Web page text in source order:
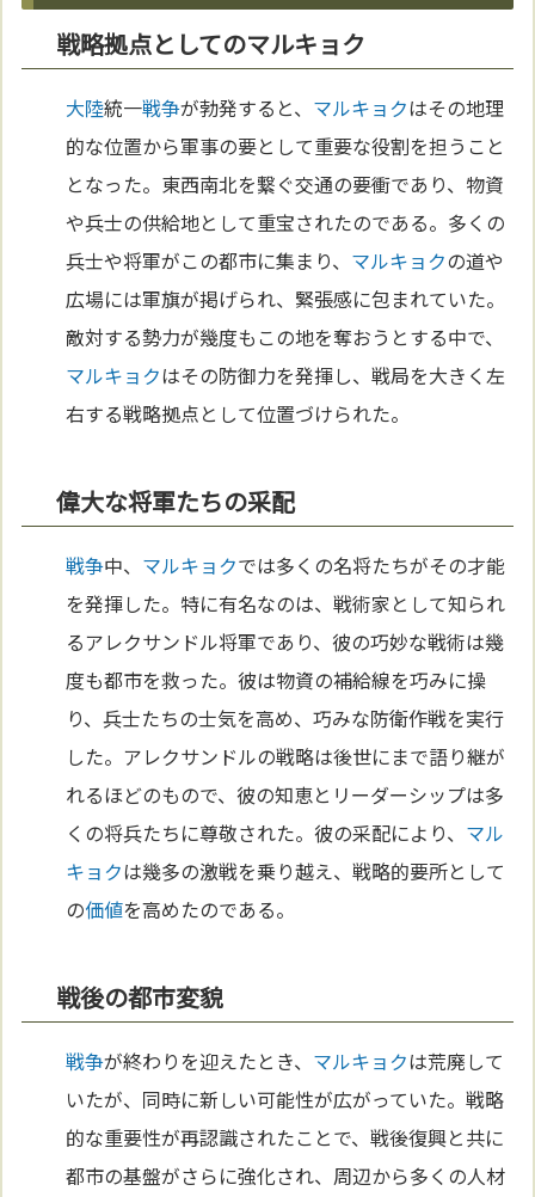
戦略拠点としてのマルキョク
大陸統一戦争が勃発すると、 マルキョクはその地理
的な位置から軍事の要として重要な役割を担うこと
となった。東西南北を繋ぐ交通の要衝であり、物資
や兵士の供給地として重宝されたのである。多くの
兵士や将軍がこの都市に集まり、 マルキョクの道や
広場には軍旗が掲げられ、緊張感に包まれていた。
敵対する勢力が幾度もこの地を奪おうとする中で、
マルキョクはその防御力を発揮し、戦局を大きく左
右する戦略拠点として位置づけられた。
偉大な将軍たちの采配
戦争中、 マルキョクでは多くの名将たちがその才能
を発揮した。特に有名なのは、戦術家として知られ
るアレクサンドル将軍であり、彼の巧妙な戦術は幾
度も都市を救った。彼は物資の補給線を巧みに操
り、兵士たちの士気を高め、巧みな防衛作戦を実行
した。アレクサンドルの戦略は後世にまで語り継が
れるほどのもので、彼の知恵とリーダーシップは多
くの将兵たちに尊敬された。彼の采配により、 マル
キョクは幾多の激戦を乗り越え、戦略的要所として
の価値を高めたのである。
戦後の都市変貌
戦争が終わりを迎えたとき、 マルキョクは荒廃して
いたが、同時に新しい可能性が広がっていた。戦略
的な重要性が再認識されたことで、戦後復興と共に
都市の基盤がさらに強化され、周辺から多くの人材